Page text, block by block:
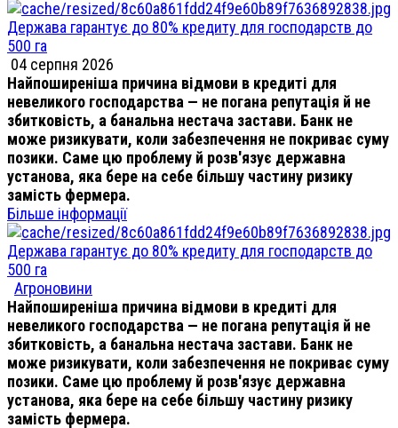
Держава гарантує до 80% кредиту для господарств до
500 га
04 серпня 2026
Найпоширеніша причина відмови в кредиті для
невеликого господарства — не погана репутація й не
збитковість, а банальна нестача застави. Банк не
може ризикувати, коли забезпечення не покриває суму
позики. Саме цю проблему й розв'язує державна
установа, яка бере на себе більшу частину ризику
замість фермера.
Більше інформації
Держава гарантує до 80% кредиту для господарств до
500 га
Агроновини
Найпоширеніша причина відмови в кредиті для
невеликого господарства — не погана репутація й не
збитковість, а банальна нестача застави. Банк не
може ризикувати, коли забезпечення не покриває суму
позики. Саме цю проблему й розв'язує державна
установа, яка бере на себе більшу частину ризику
замість фермера.